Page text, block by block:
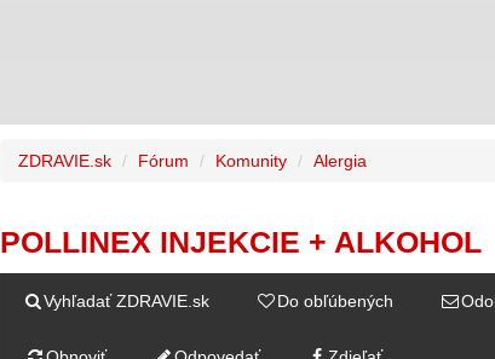
ZDRAVIE.sk Fórum Komunity Alergia
POLLINEX INJEKCIE + ALKOHOL
Vyhľadať ZDRAVIE.sk Do obľúbených